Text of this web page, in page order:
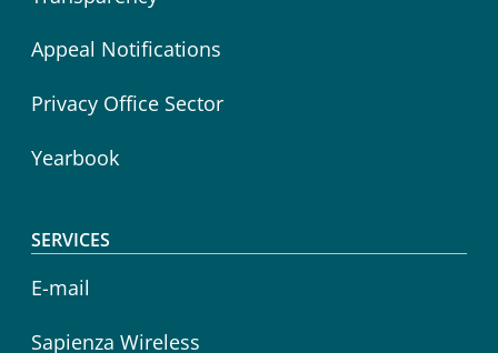
Appeal Notifications
Privacy Office Sector
Yearbook
SERVICES
E-mail
Sapienza Wireless